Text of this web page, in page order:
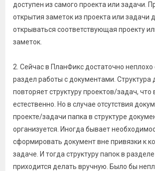
доступен из самого проекта или задачи.
открытия заметок из проекта или задачи
открываться соответствующая проекту
заметок.
2. Сейчас в ПланФикс достаточно неплохо
раздел работы с документами. Структура
повторяет структуру проектов/задач, что
естественно. Но в случае отсутствия
проекте/задачи папка в структуре
организуется. Иногда бывает
сформировать документ вне привязки к
задаче. И тогда структуру папок в
приходится делать вручную. Было бы